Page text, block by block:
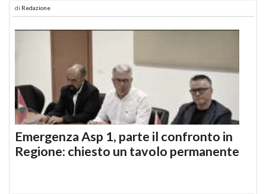
di Redazione
Emergenza Asp 1, parte il confronto in
Regione: chiesto un tavolo permanente